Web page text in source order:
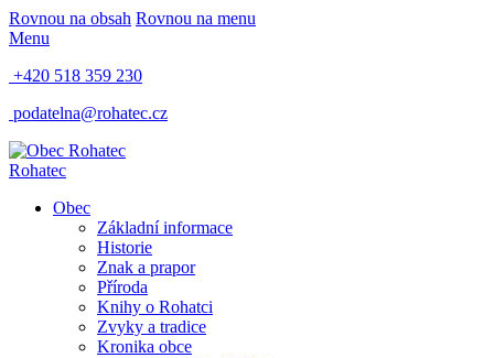
Rovnou na obsah Rovnou na menu
Menu
+420 518 359 230
podatelna@rohatec.cz
Rohatec
Obec
Základní informace
Historie
Znak a prapor
Příroda
Knihy o Rohatci
Zvyky a tradice
Kronika obce